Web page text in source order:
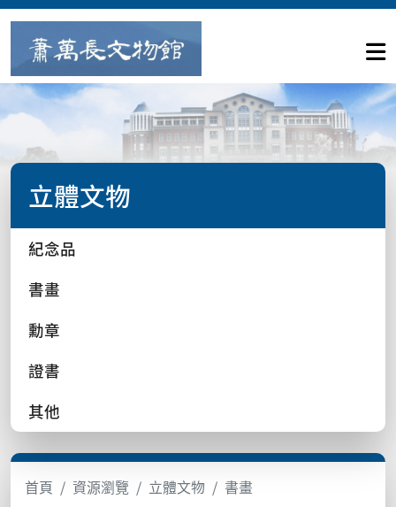
立體文物
紀念品
書畫
勳章
證書
其他
首頁 資源瀏覽 立體文物 書畫